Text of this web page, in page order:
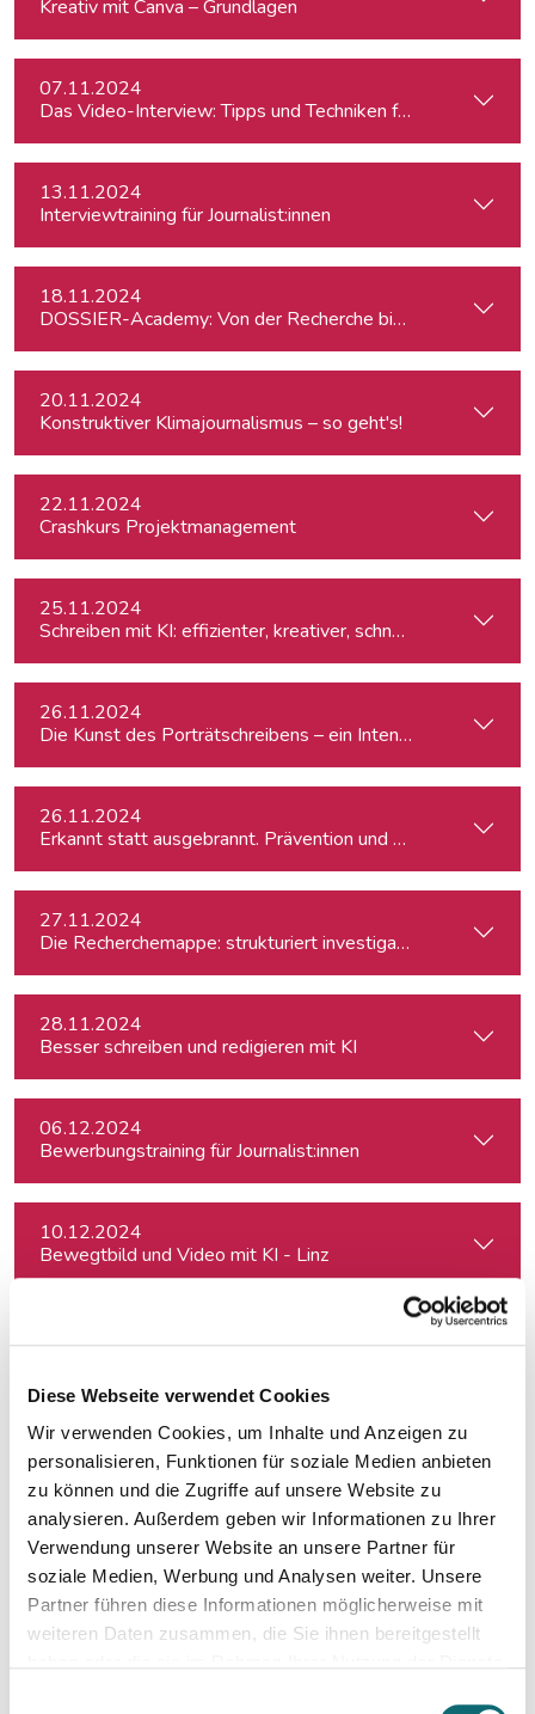
Diese Webseite verwendet Cookies
Wir verwenden Cookies, um Inhalte und Anzeigen zu
personalisieren, Funktionen für soziale Medien anbieten
zu können und die Zugriffe auf unsere Website zu
analysieren. Außerdem geben wir Informationen zu Ihrer
Verwendung unserer Website an unsere Partner für
soziale Medien, Werbung und Analysen weiter. Unsere
Partner führen diese Informationen möglicherweise mit
weiteren Daten zusammen, die Sie ihnen bereitgestellt
Kreativ mit Canva – Grundlagen
07.11.2024
Das Video-Interview: Tipps und Techniken für TV und Web
13.11.2024
Interviewtraining für Journalist:innen
18.11.2024
DOSSIER-Academy: Von der Recherche bis zur
20.11.2024
Konstruktiver Klimajournalismus – so geht's!
22.11.2024
Crashkurs Projektmanagement
25.11.2024
Schreiben mit KI: effizienter, kreativer, schneller
26.11.2024
Die Kunst des Porträtschreibens – ein Intensiv-Workshop
26.11.2024
Erkannt statt ausgebrannt. Prävention und Erste-Hilfe bei
27.11.2024
Die Recherchemappe: strukturiert investigativ arbeiten,
28.11.2024
Besser schreiben und redigieren mit KI
06.12.2024
Bewerbungstraining für Journalist:innen
10.12.2024
Bewegtbild und Video mit KI - Linz
17.01.2025
Investigative Recherche mit öffentlichen Tools – von
27.01.2025
Schöner schreiben, leichter schreiben.
17.02.2025
Notion – das coole Tool für Recherche, Organisation &